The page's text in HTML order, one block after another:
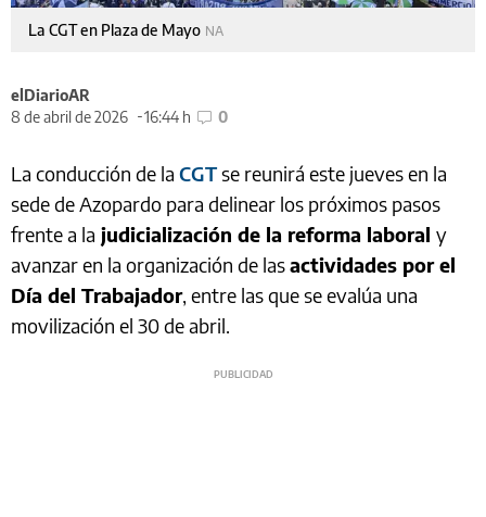
La CGT en Plaza de Mayo NA
elDiarioAR
8 de abril de 2026
16:44 h 0
La conducción de la CGTse reunirá este jueves en la
sede de Azopardo para delinear los próximos pasos
frente a la judicialización de la reforma laboral y
avanzar en la organización de lasactividades por el
Día del Trabajador, entre las que se evalúa una
movilización el 30 de abril.